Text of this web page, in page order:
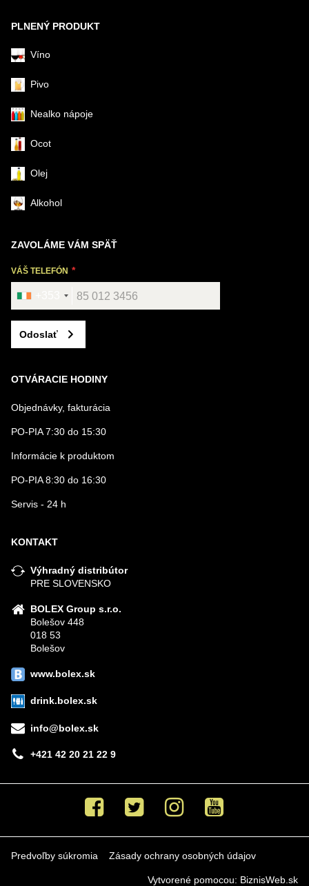
PLNENÝ PRODUKT
Víno
Pivo
Nealko nápoje
Ocot
Olej
Alkohol
ZAVOLÁME VÁM SPÄŤ
VÁŠ TELEFÓN
Odoslať
OTVÁRACIE HODINY
Objednávky, fakturácia
PO-PIA 7:30 do 15:30
Informácie k produktom
PO-PIA 8:30 do 16:30
Servis - 24 h
KONTAKT
Výhradný distribútor
PRE SLOVENSKO
BOLEX Group s.r.o.
Bolešov 448
018 53
Bolešov
www.bolex.sk
drink.bolex.sk
info@bolex.sk
+421 42 20 21 22 9
Facebook Twitter Instagram Youtube
Predvoľby súkromia Zásady ochrany osobných údajov
Vytvorené pomocou: BiznisWeb.sk